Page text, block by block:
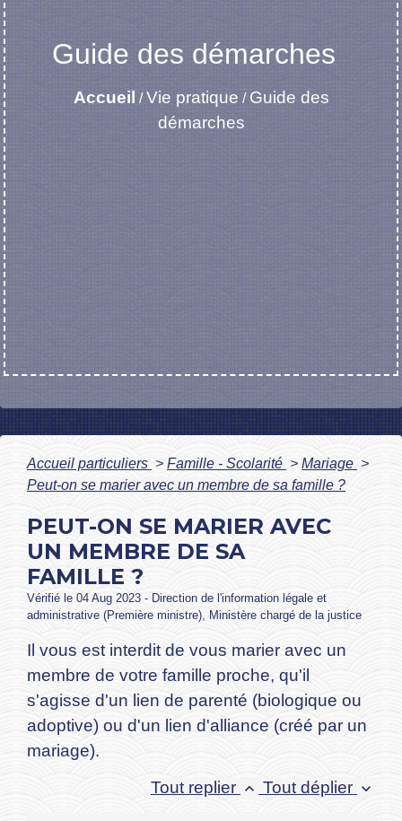
Guide des démarches
Accueil /Vie pratique / Guide des
démarches
Accueil particuliers > Famille - Scolarité > Mariage >
Peut-on se marier avec un membre de sa famille ?
PEUT-ON SE MARIER AVEC
UN MEMBRE DE SA
FAMILLE ?
Vérifié le 04 Aug 2023 - Direction de l'information légale et
administrative (Première ministre), Ministère chargé de la justice
Il vous est interdit de vous marier avec un
membre de votre famille proche, qu'il
s'agisse d'un lien de parenté (biologique ou
adoptive) ou d'un lien d'alliance (créé par un
mariage).
Tout replier keyboard_arrow_up Tout déplier keyboard_arrow_down